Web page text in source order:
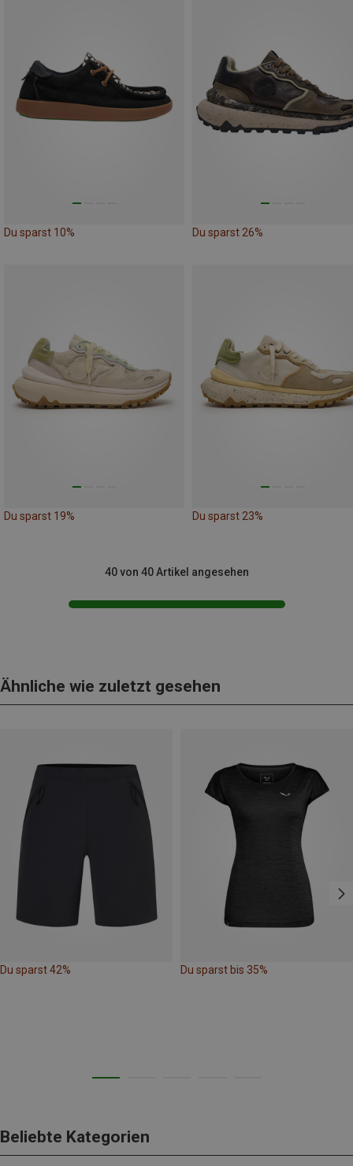
Du sparst 10% Du sparst 26%
Du sparst 19% Du sparst 23%
40 von 40 Artikel angesehen
Ähnliche wie zuletzt gesehen
Du sparst 42% Du sparst bis 35%
Beliebte Kategorien